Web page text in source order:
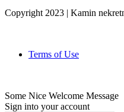
Copyright 2023 | Kamin
Terms of Use
Some Nice Welcome Message
Sign into your account